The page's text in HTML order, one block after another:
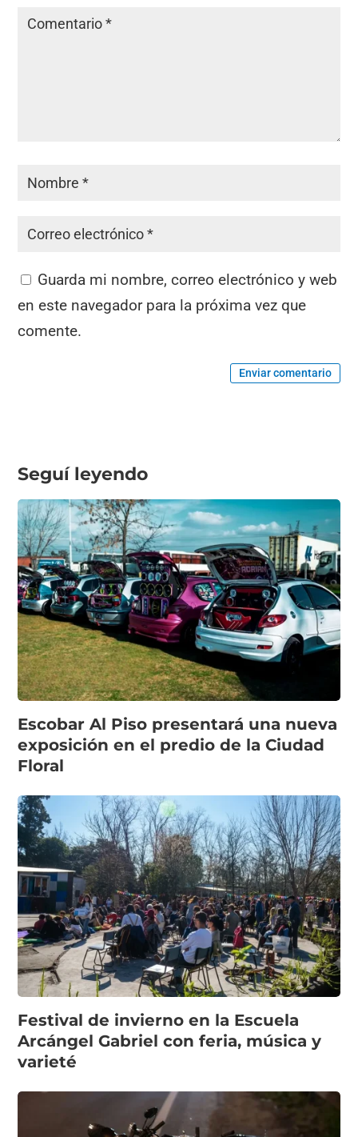
Guarda mi nombre, correo electrónico y web
en este navegador para la próxima vez que
comente.
Enviar comentario
Seguí leyendo
Escobar Al Piso presentará una nueva
exposición en el predio de la Ciudad
Floral
Festival de invierno en la Escuela
Arcángel Gabriel con feria, música y
varieté